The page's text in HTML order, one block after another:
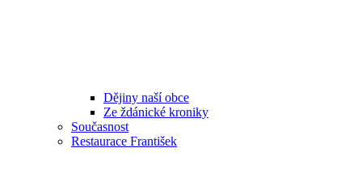
Dějiny naší obce
Ze ždánické kroniky
Současnost
Restaurace František